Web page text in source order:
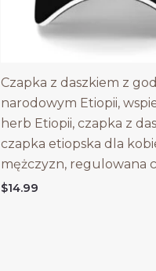
Czapka z daszkiem z
narodowym Etiopii,
herb Etiopii, czapka z
czapka etiopska dla
mężczyzn, regulowana
$14.99